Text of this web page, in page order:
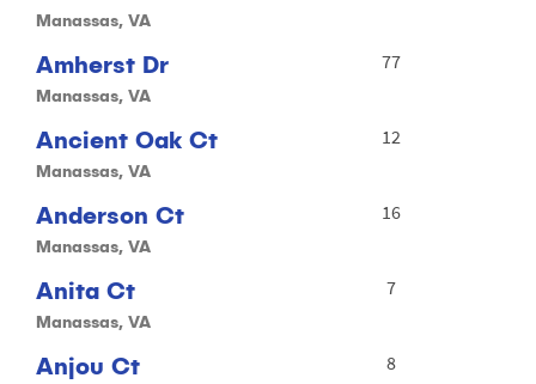
Manassas, VA
Amherst Dr
Manassas, VA
77
Ancient Oak Ct
Manassas, VA
12
Anderson Ct
Manassas, VA
16
Anita Ct
Manassas, VA
7
Anjou Ct 8